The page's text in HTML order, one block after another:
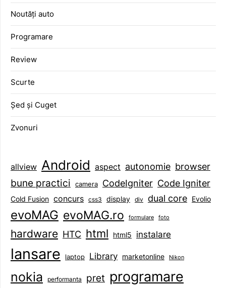
Noutăți auto
Programare
Review
Scurte
Șed și Cuget
Zvonuri
allview Android aspect autonomie browser
bune practici camera CodeIgniter Code Igniter
Cold Fusion concurs css3 display div dual core Evolio
evoMAG evoMAG.ro formulare foto
hardware HTC html html5 instalare
lansare laptop Library marketonline Nikon
nokia performanta pret programare